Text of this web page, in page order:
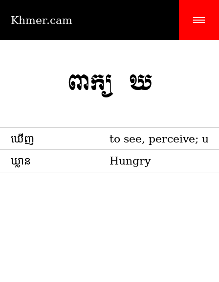
Khmer.cam
ពាក្យ ឃ
ឃើញ
to see, perceive;
ឃ្លាន
Hungry